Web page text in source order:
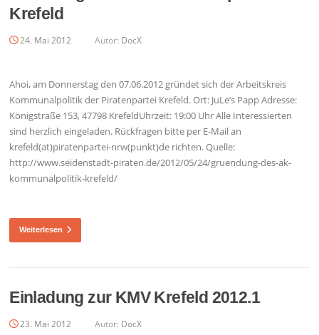
Krefeld
24. Mai 2012 Autor: DocX
Ahoi, am Donnerstag den 07.06.2012 gründet sich der Arbeitskreis
Kommunalpolitik der Piratenpartei Krefeld. Ort: JuLe’s Papp Adresse:
Königstraße 153, 47798 KrefeldUhrzeit: 19:00 Uhr Alle Interessierten
sind herzlich eingeladen. Rückfragen bitte per E-Mail an
krefeld(at)piratenpartei-nrw(punkt)de richten. Quelle:
http://www.seidenstadt-piraten.de/2012/05/24/gruendung-des-ak-
kommunalpolitik-krefeld/
Weiterlesen
Einladung zur KMV Krefeld 2012.1
23. Mai 2012 Autor: DocX